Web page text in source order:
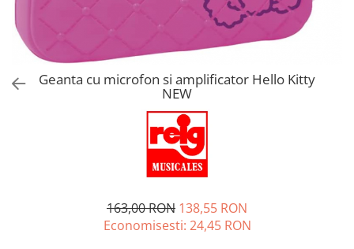
Jucarii educative
Figurine jucarii mici
Jucarii electronice
Geanta cu microfon si amplificator Hello Kitty
NEW
163,00 RON 138,55 RON
Economisesti: 24,45 RON